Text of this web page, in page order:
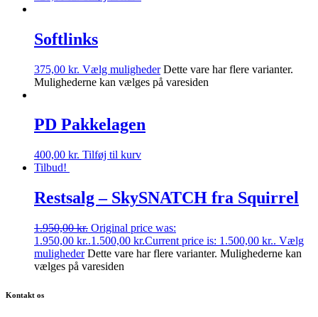
Softlinks
375,00 kr. Vælg muligheder Dette vare har flere varianter.
Mulighederne kan vælges på varesiden
PD Pakkelagen
400,00 kr. Tilføj til kurv
Tilbud!
Restsalg – SkySNATCH fra Squirrel
1.950,00kr. Original price was:
1.950,00 kr..1.500,00 kr.Current price is: 1.500,00 kr.. Vælg
muligheder Dette vare har flere varianter. Mulighederne kan
vælges på varesiden
Kontakt os